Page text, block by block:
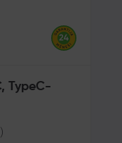
TypeC-